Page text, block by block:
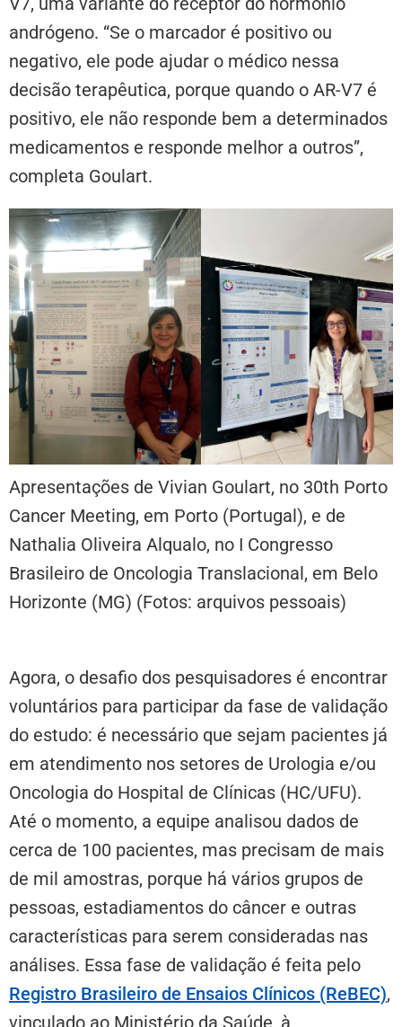
andrógeno. “Se o marcador é positivo ou
negativo, ele pode ajudar o médico nessa
decisão terapêutica, porque quando o AR-V7 é
positivo, ele não responde bem a determinados
medicamentos e responde melhor a outros”,
completa Goulart.
Apresentações de Vivian Goulart, no 30th Porto
Cancer Meeting, em Porto (Portugal), e de
Nathalia Oliveira Alqualo, no I Congresso
Brasileiro de Oncologia Translacional, em Belo
Horizonte (MG) (Fotos: arquivos pessoais)
Agora, o desafio dos pesquisadores é encontrar
voluntários para participar da fase de validação
do estudo: é necessário que sejam pacientes já
em atendimento nos setores de Urologia e/ou
Oncologia do Hospital de Clínicas (HC/UFU).
Até o momento, a equipe analisou dados de
cerca de 100 pacientes, mas precisam de mais
de mil amostras, porque há vários grupos de
pessoas, estadiamentos do câncer e outras
características para serem consideradas nas
análises. Essa fase de validação é feita pelo
Registro Brasileiro de Ensaios Clínicos (ReBEC),
vinculado ao Ministério da Saúde, à